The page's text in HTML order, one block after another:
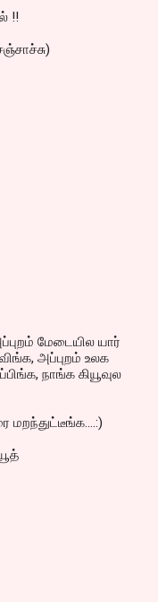
!!
மேடையில யார்
அப்புறம் உலக
நாங்க கியூவுல
மறந்துட்டீங்க....:)